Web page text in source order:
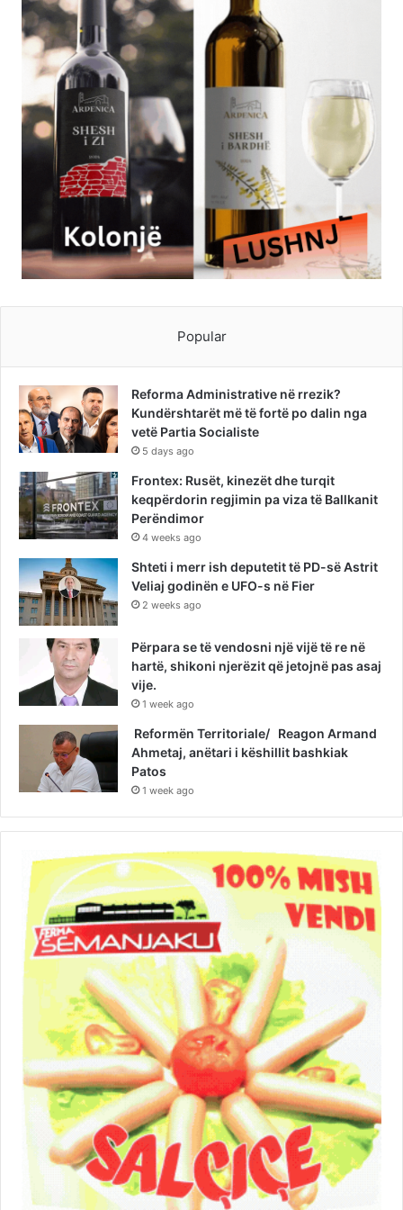
Popular
Reforma Administrative në rrezik?
Kundërshtarët më të fortë po dalin nga
vetë Partia Socialiste
5 days ago
Frontex: Rusët, kinezët dhe turqit
keqpërdorin regjimin pa viza të Ballkanit
Perëndimor
4 weeks ago
Shteti i merr ish deputetit të PD-së Astrit
Veliaj godinën e UFO-s në Fier
2 weeks ago
Përpara se të vendosni një vijë të re në
hartë, shikoni njerëzit që jetojnë pas asaj
vije.
1 week ago
Reformën Territoriale/ Reagon Armand
Ahmetaj, anëtari i këshillit bashkiak
Patos
1 week ago